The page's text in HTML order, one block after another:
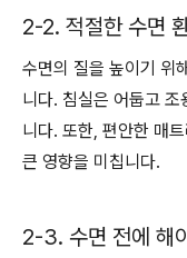
2-2. 적절한 수면
수면의 질을 높이기 위
니다. 침실은 어둡고
니다. 또한, 편안한 매
큰 영향을 미칩니다.
2-3. 수면 전에 해